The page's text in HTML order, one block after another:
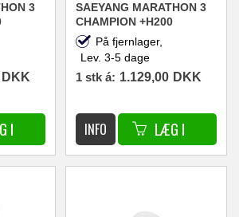
3
DKK
SAEYANG MARATHON 3
CHAMPION +H200
NEGLEFRÆSER
30.000RPM 45W SORT
På fjernlager,
Lev. 3-5 dage
1 stk á: 1.129,00 DKK